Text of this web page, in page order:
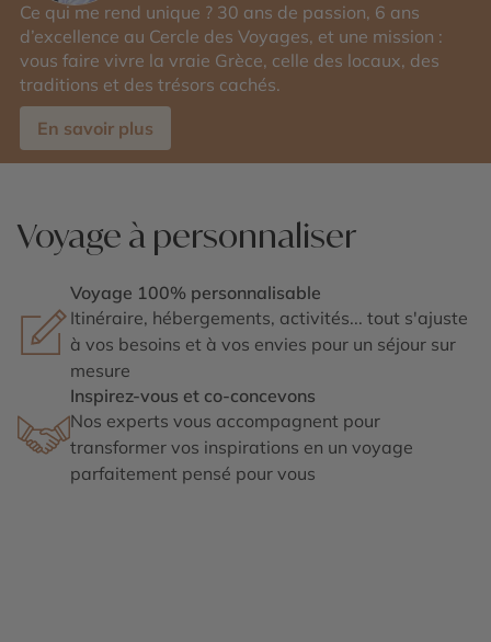
Ce qui me rend unique ? 30 ans de passion, 6 ans
d’excellence au Cercle des Voyages, et une mission :
vous faire vivre la vraie Grèce, celle des locaux, des
traditions et des trésors cachés.
En savoir plus
Voyage à personnaliser
Voyage 100% personnalisable
Itinéraire, hébergements, activités... tout s'ajuste
à vos besoins et à vos envies pour un séjour sur
mesure
Inspirez-vous et co-concevons
Nos experts vous accompagnent pour
transformer vos inspirations en un voyage
parfaitement pensé pour vous